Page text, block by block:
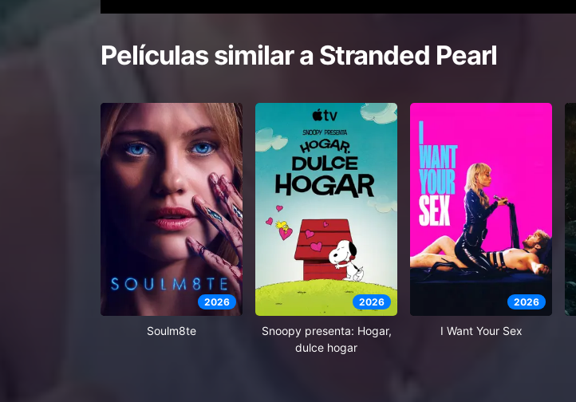
Películas similar a Stranded Pearl
2026
Soulm8te
2026
Snoopy presenta: Hogar,
dulce hogar
2026
I Want Your Sex